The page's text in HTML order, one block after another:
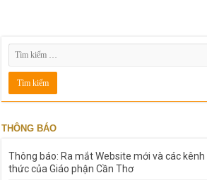
THÔNG BÁO
Thông báo: Ra mắt Website mới và các
thức của Giáo phận Cần Thơ